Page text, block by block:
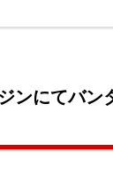
にてバン